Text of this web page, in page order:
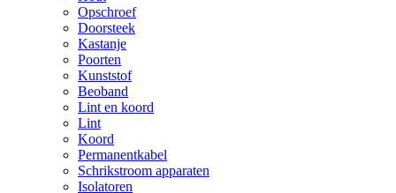
Opschroef
Doorsteek
Kastanje
Poorten
Kunststof
Beoband
Lint en koord
Lint
Koord
Permanentkabel
Schrikstroom apparaten
Isolatoren